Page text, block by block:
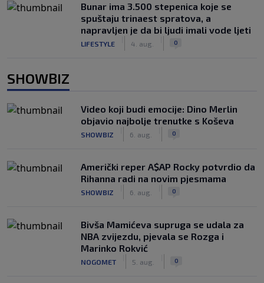
Bunar imа 3.500 stepenica koje se
spuštaju trinaest spratova, a
napravljen je da bi ljudi imali vode ljeti
LIFESTYLE 4. aug. 0
SHOWBIZ
Video koji budi emocije: Dino Merlin
objavio najbolje trenutke s Koševa
SHOWBIZ 6. aug. 0
Američki reper A$AP Rocky potvrdio da
Rihanna radi na novim pjesmama
SHOWBIZ 6. aug. 0
Bivša Mamićeva supruga se udala za
NBA zvijezdu, pjevala se Rozga i
Marinko Rokvić
NOGOMET 5. aug. 0